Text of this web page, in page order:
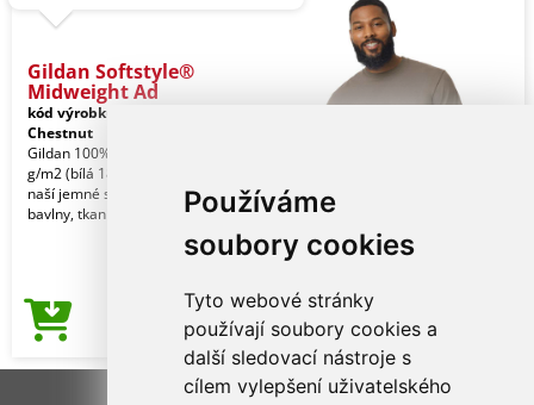
Používáme
soubory cookies
Tyto webové stránky
používají soubory cookies a
další sledovací nástroje s
cílem vylepšení uživatelského
Gildan Softstyle®
Midweight Ad
kód výrobku:
Chestnut
Gildan 100% Ring Spun bavlna, 183,0
g/m2 (bílá 180,0 g/m2). Vyrobeno z
naší jemné směsi bavlny Ringspun a
bavlny, tkanin
Cena od111,97Kč